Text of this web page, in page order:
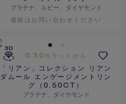
プラチナ、ルビー、ダイヤモンド
価格は​お問い合わせください
0.30カラットから
「リアン」コレクション リアン
ダムール エンゲージメントリン
グ（0.50CT）
プラチナ、ダイヤモンド